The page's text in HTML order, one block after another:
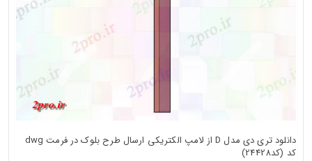
دانلود تری دی مدل D از لامپ الکتریکی ارسال طرح بلوک در فرمت dwg
کد (کد24428)